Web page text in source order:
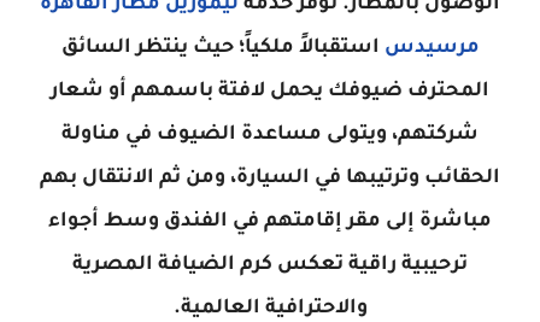
الوصول بالمطار. توفر خدمة ليموزين مطار القاهرة
مرسيدس استقبالاً ملكياً؛ حيث ينتظر السائق
المحترف ضيوفك يحمل لافتة باسمهم أو شعار
شركتهم، ويتولى مساعدة الضيوف في مناولة
الحقائب وترتيبها في السيارة، ومن ثم الانتقال بهم
مباشرة إلى مقر إقامتهم في الفندق وسط أجواء
ترحيبية راقية تعكس كرم الضيافة المصرية
والاحترافية العالمية.